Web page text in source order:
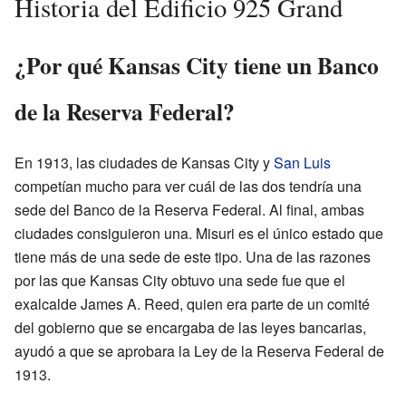
Historia del Edificio 925 Grand
¿Por qué Kansas City tiene un Banco
de la Reserva Federal?
En 1913, las ciudades de Kansas City ySan Luis
competían mucho para ver cuál de las dos tendría una
sede del Banco de la Reserva Federal. Al final, ambas
ciudades consiguieron una. Misuri es el único estado que
tiene más de una sede de este tipo. Una de las razones
por las que Kansas City obtuvo una sede fue que el
exalcalde James A. Reed, quien era parte de un comité
del gobierno que se encargaba de las leyes bancarias,
ayudó a que se aprobara la Ley de la Reserva Federal de
1913.